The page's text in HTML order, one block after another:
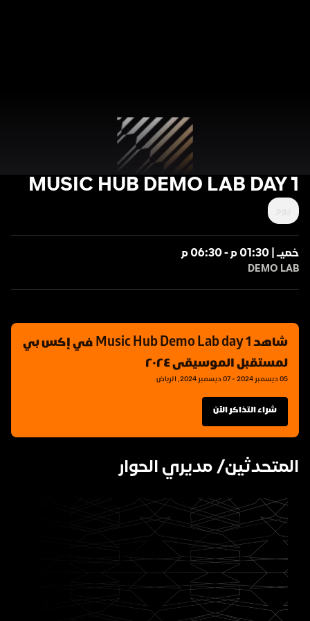
MUSIC HUB DEMO LAB DAY 1
خميـ | 01:30 م - 06:30 م
DEMO LAB
لمستقبل الموسيقى ٢٠٢٤
05 ديسمبر 2024 - 07 ديسمبر 2024, الرياض
شراء التذاكر الآن
المتحدثين/ مديري الحوار